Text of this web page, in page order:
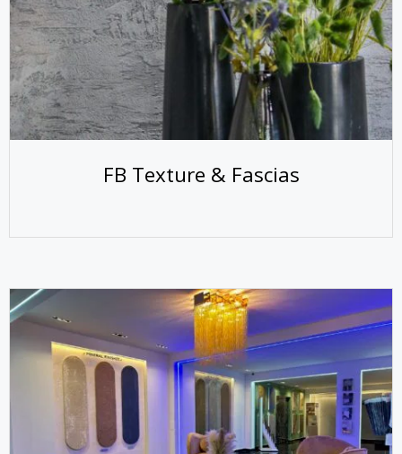
FB Texture & Fascias